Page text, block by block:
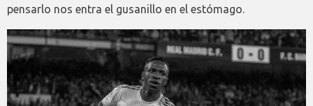
pensarlo nos entra el gusanillo en el estómago.